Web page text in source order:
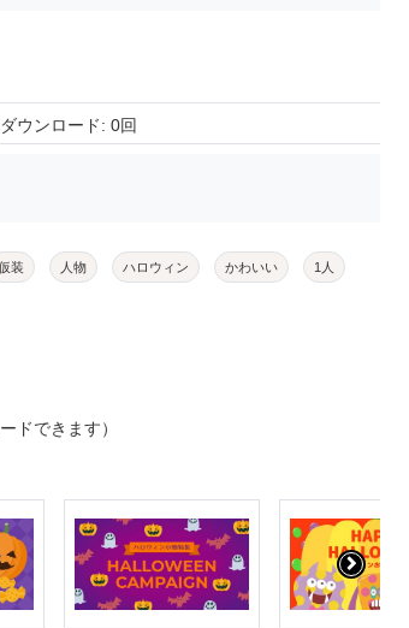
ダウンロード: 0回
装 人物 ハロウィン かわいい 1人
ドできます）